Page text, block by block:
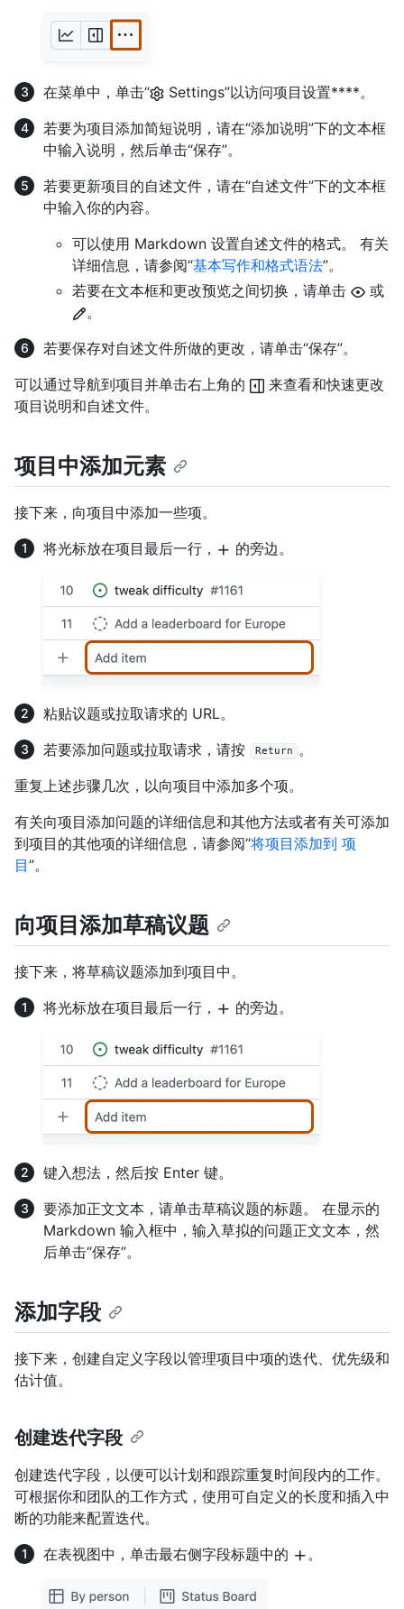
在菜单中，单击“
Settings”以访问项目设置****。
若要为项目添加简短说明，请在“添加说明”下的文本框
中输入说明，然后单击“保存”。
若要更新项目的自述文件，请在“自述文件”下的文本框
中输入你的内容。
可以使用 Markdown 设置自述文件的格式。 有关
详细信息，请参阅“基本写作和格式语法”。
若要在文本框和更改预览之间切换，请单击
或
。
若要保存对自述文件所做的更改，请单击“保存”。
可以通过导航到项目并单击右上角的
来查看和快速更改
项目说明和自述文件。
项目中添加元素
接下来，向项目中添加一些项。
将光标放在项目最后一行，
的旁边。
粘贴议题或拉取请求的 URL。
若要添加问题或拉取请求，请按
Return
。
重复上述步骤几次，以向项目中添加多个项。
有关向项目添加问题的详细信息和其他方法或者有关可添加
到项目的其他项的详细信息，请参阅“将项目添加到 项
目”。
向项目添加草稿议题
接下来，将草稿议题添加到项目中。
将光标放在项目最后一行，
的旁边。
键入想法，然后按 Enter 键。
要添加正文文本，请单击草稿议题的标题。 在显示的
Markdown 输入框中，输入草拟的问题正文文本，然
后单击“保存”。
添加字段
接下来，创建自定义字段以管理项目中项的迭代、优先级和
估计值。
创建迭代字段
创建迭代字段，以便可以计划和跟踪重复时间段内的工作。
可根据你和团队的工作方式，使用可自定义的长度和插入中
断的功能来配置迭代。
在表视图中，单击最右侧字段标题中的
。